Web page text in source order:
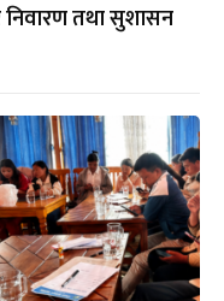
निवारण तथा सुशासन